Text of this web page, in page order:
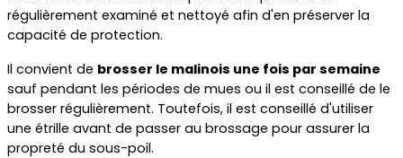
régulièrement examiné et nettoyé afin d'en préserver la
capacité de protection.
Il convient de brosser le malinois une fois par semaine
sauf pendant les périodes de mues ou il est conseillé de le
brosser régulièrement. Toutefois, il est conseillé d'utiliser
une étrille avant de passer au brossage pour assurer la
propreté du sous-poil.